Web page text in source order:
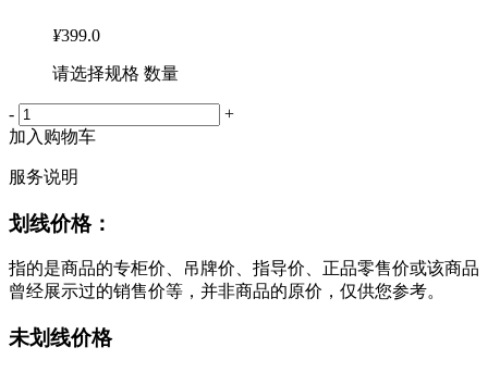
¥399.0
请选择规格 数量
-
+
加入购物车
服务说明
划线价格：
指的是商品的专柜价、吊牌价、指导价、正品零售价或该商品
曾经展示过的销售价等，并非商品的原价，仅供您参考。
未划线价格